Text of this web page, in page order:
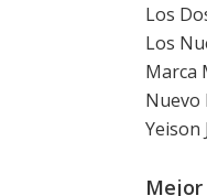
Los
Los
Marca
Nuevo
Yeison
Mejor